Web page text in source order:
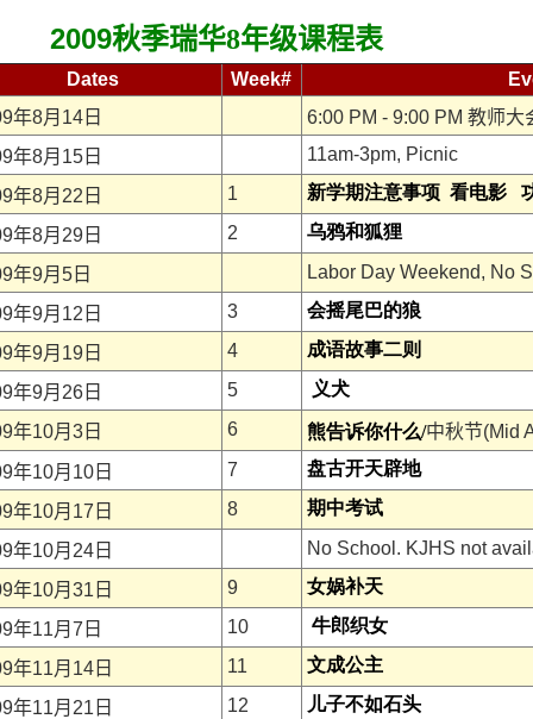
2009秋季瑞华8年级课程表
Dates Week#
年8月 14日 6:00 PM - 9:00 PM 教师大
年8月 15日 11am-3pm, Picnic
年8月 22 日 1 新学期注意事项 看电影
年8月 29日 2 乌鸦和狐狸
年9月 5日 Labor Day Weekend, No
年9月 12 日 3 会摇尾巴的狼
年9月 19日 4 成语故事二则
年9月 26日 5 义犬
年10月 3日 6 熊告诉你什么/中秋节(Mid
年10月 10日 7 盘古开天辟地
年10月 17 日 8 期中考试
年10月 24日 No School. KJHS not
年10月 31 日 9 女娲补天
年11月 7 日 10 牛郎织女
年11月 14日 11 文成公主
年11月 21 日 12 儿子不如石头